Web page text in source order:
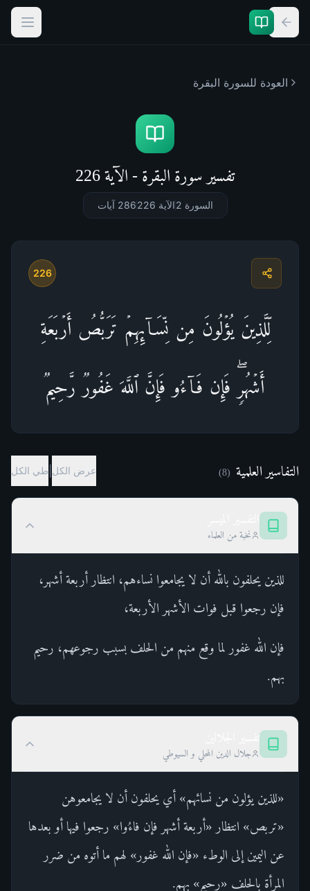
العودة للسورة البقرة
تفسير سورة البقرة - الآية 226
السورة 2 الآية 226 286 آيات
226
لِّلَّذِینَ یُؤۡلُونَ مِن نِّسَاۤىِٕهِمۡ تَرَبُّصُ أَرۡبَعَةِ
أَشۡهُرࣲۖ فَإِن فَاۤءُو فَإِنَّ ٱللَّهَ غَفُورࣱ رَّحِیمࣱ
التفاسير العلمية (8) عرض الكل طي الكل
نخبة من العلماء
للذين يحلفون بالله أن لا يجامعوا نساءهم، انتظار أربعة أشهر،
فإن رجعوا قبل فوات الأشهر الأربعة،
فإن الله غفور لما وقع منهم من الحلف بسبب رجوعهم، رحيم
بهم.
جلال الدين المحلي و السيوطي
«للذين يؤلون من نسائهم» أي يحلفون أن لا يجامعوهن
«تربص» انتظار «أربعة أشهر فإن فاءُوا» رجعوا فيها أو بعدها
عن اليمين إلى الوطء «فإن الله غفور» لهم ما أتوه من ضرر
المرأة بالحلف «رحيم» بهم.